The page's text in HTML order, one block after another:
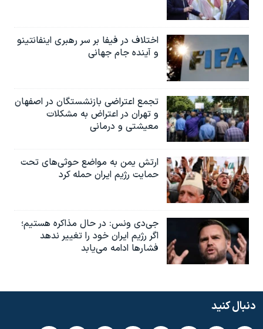
اختلاف در فیفا بر سر رهبری اینفانتینو
و آینده جام جهانی
تجمع اعتراضی بازنشستگان در اصفهان
و تهران در اعتراض به مشکلات
معیشتی و درمانی
ارتش یمن به مواضع حوثی‌های تحت
حمایت رژیم ایران حمله کرد
جی‌دی ونس: در حال مذاکره هستیم؛
اگر رژیم ایران خود را تغییر ندهد
فشارها ادامه می‌یابد
دنبال کنید